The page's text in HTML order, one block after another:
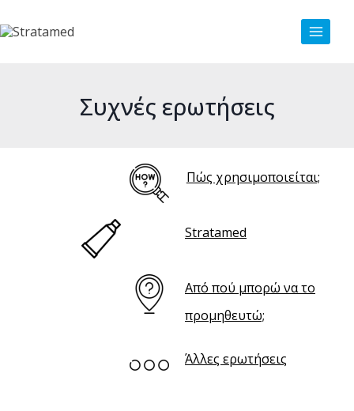
Συχνές ερωτήσεις
Πώς χρησιμοποιείται;
Stratamed
Από πού μπορώ να το
προμηθευτώ;
Άλλες ερωτήσεις